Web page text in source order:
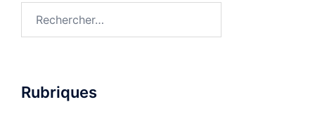
Rubriques